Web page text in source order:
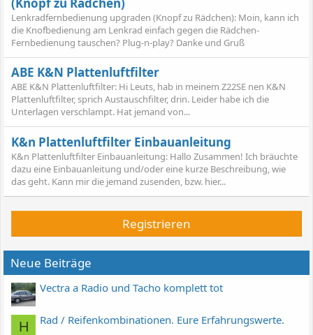
Lenkradfernbedienung upgraden (Knopf zu Rädchen): Moin, kann ich
die Knofbedienung am Lenkrad einfach gegen die Rädchen-
Fernbedienung tauschen? Plug-n-play? Danke und Gruß
ABE K&N Plattenluftfilter
ABE K&N Plattenluftfilter: Hi Leuts, hab in meinem Z22SE nen K&N
Plattenluftfilter, sprich Austauschfilter, drin. Leider habe ich die
Unterlagen verschlampt. Hat jemand von...
K&n Plattenluftfilter Einbauanleitung
K&n Plattenluftfilter Einbauanleitung: Hallo Zusammen! Ich bräuchte
dazu eine Einbauanleitung und/oder eine kurze Beschreibung, wie
das geht. Kann mir die jemand zusenden, bzw. hier...
Registrieren
Neue Beiträge
Vectra a Radio und Tacho komplett tot
H Rad / Reifenkombinationen. Eure Erfahrungswerte.